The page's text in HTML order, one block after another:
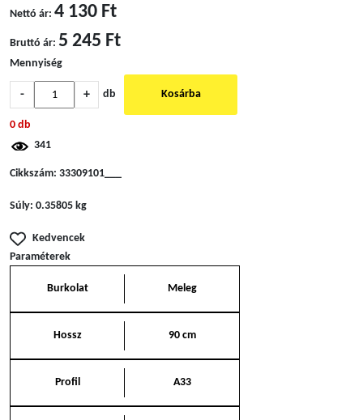
Nettó ár: 4 130 Ft
Bruttó ár: 5 245 Ft
Mennyiség
- + db Kosárba
0 db
341
Cikkszám: 33309101___
Súly: 0.35805 kg
Kedvencek
Paraméterek
Burkolat Meleg
Hossz 90 cm
Profil A33